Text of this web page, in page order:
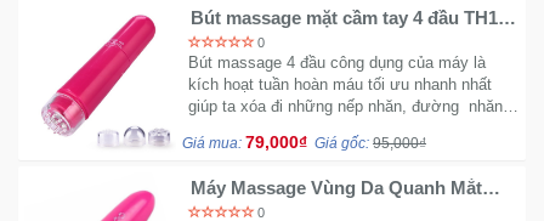
Bút massage mặt cầm tay 4 đầu TH103
gọn nhẹ0
Bút massage 4 đầu công dụng của máy là
kích hoạt tuần hoàn máu tối ưu nhanh nhất
giúp ta xóa đi những nếp nhăn, đường nhăn
một cách tự nhiên...
Giá mua: 79,000₫ Giá gốc: 95,000₫
Máy Massage Vùng Da Quanh Mắt
N535
0